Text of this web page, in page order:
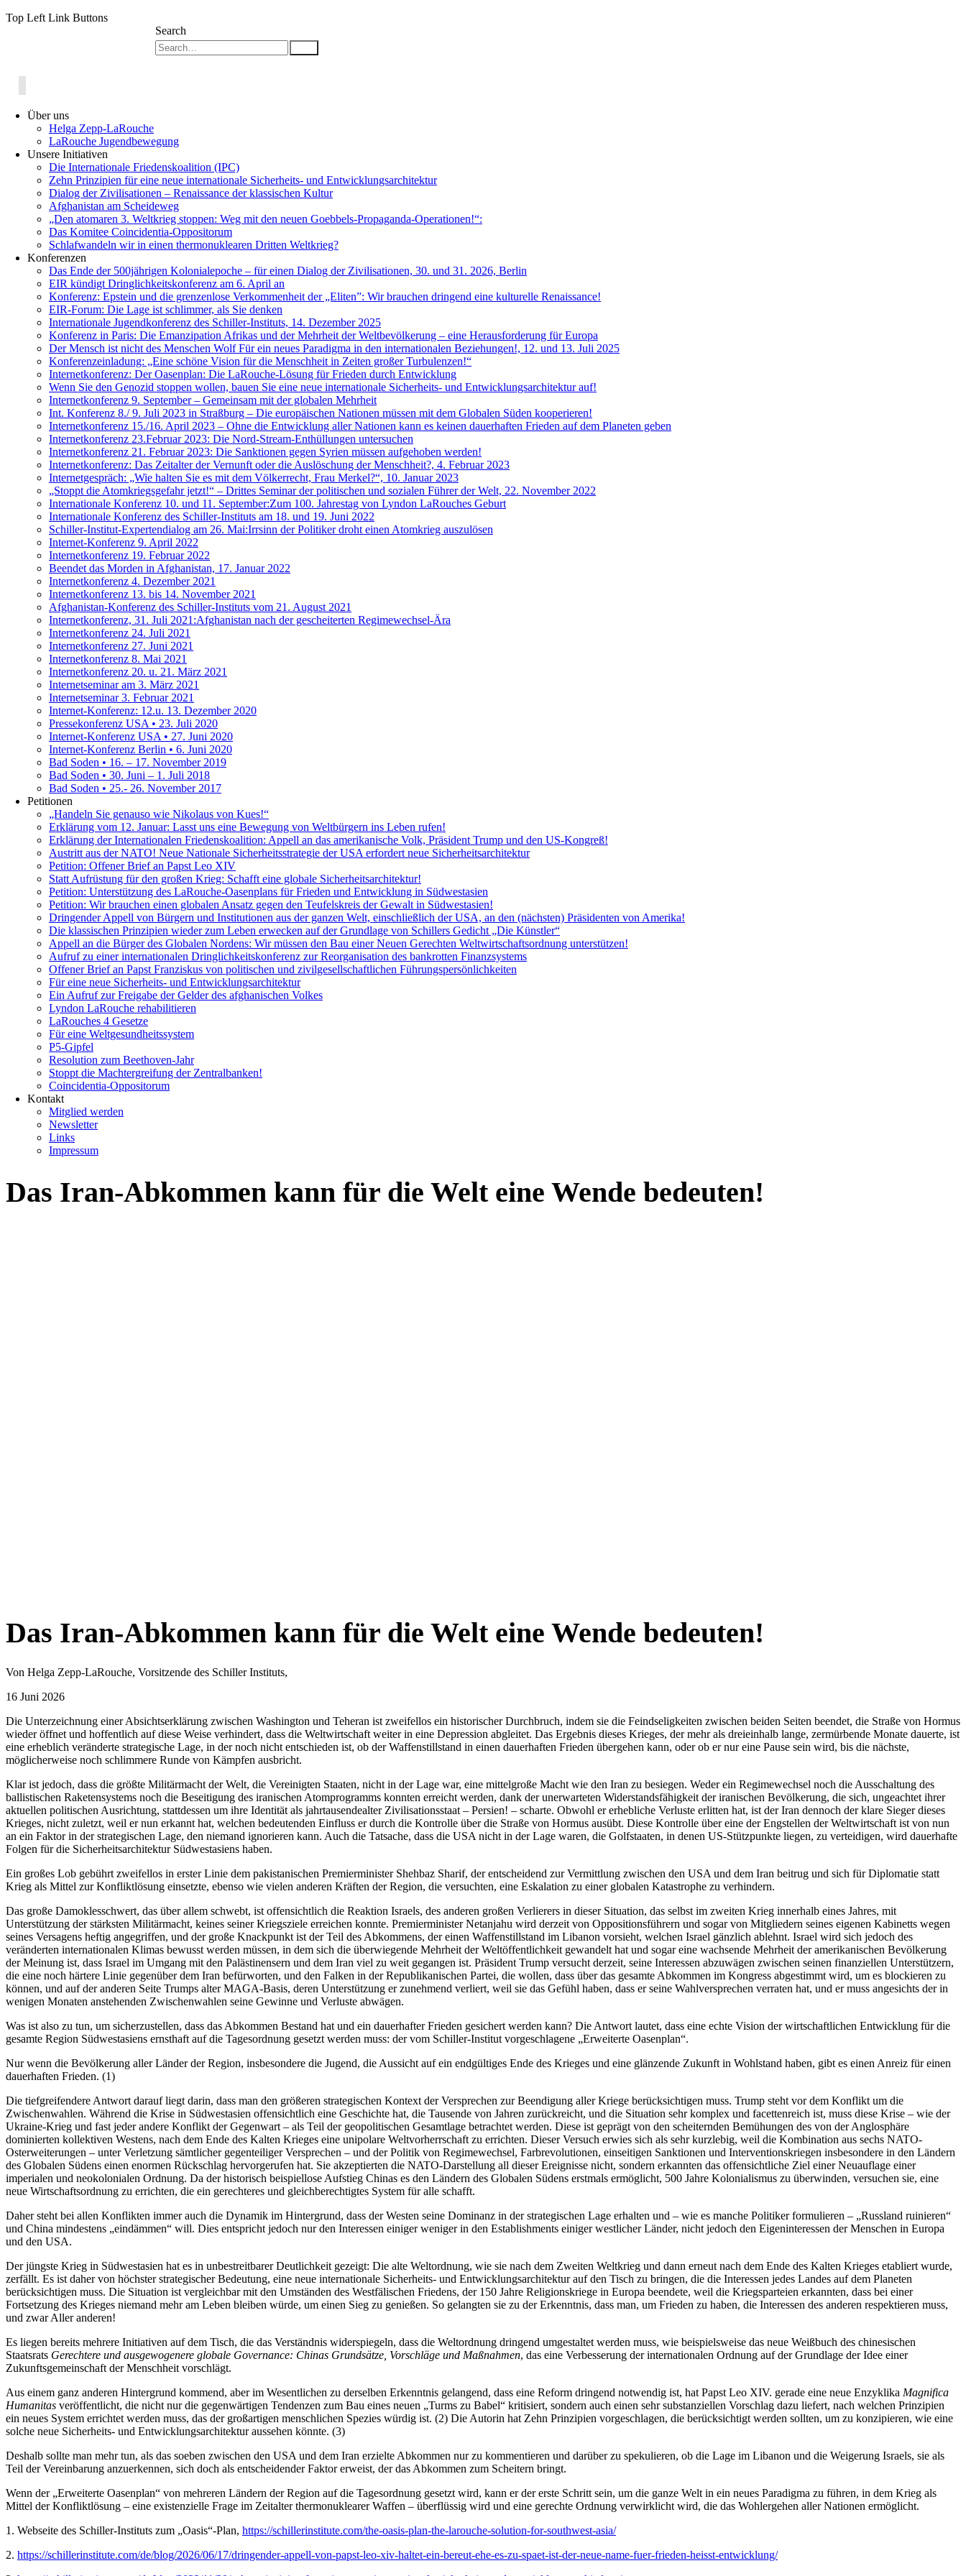
Top Left Link Buttons
Search
Über uns
Helga Zepp-LaRouche
LaRouche Jugendbewegung
Unsere Initiativen
Die Internationale Friedenskoalition (IPC)
­Zehn Prinzipien für eine neue internationale Sicherheits- und Entwicklungsarchitektur
Dialog der Zivilisationen – Renaissance der klassischen Kultur
Afghanistan am Scheideweg
„Den atomaren 3. Weltkrieg stoppen: Weg mit den neuen Goebbels-Propaganda-Operationen!“:
Das Komitee Coincidentia-Oppositorum
Schlafwandeln wir in einen thermonuklearen Dritten Weltkrieg?
Konferenzen
Das Ende der 500jährigen Kolonialepoche – für einen Dialog der Zivilisationen, 30. und 31. 2026, Berlin
EIR kündigt Dringlichkeitskonferenz am 6. April an
Konferenz: Epstein und die grenzenlose Verkommenheit der „Eliten”: Wir brauchen dringend eine kulturelle Renaissance!
EIR-Forum: Die Lage ist schlimmer, als Sie denken
Internationale Jugendkonferenz des Schiller-Instituts, 14. Dezember 2025
Konferenz in Paris: Die Emanzipation Afrikas und der Mehrheit der Weltbevölkerung – eine Herausforderung für Europa
Der Mensch ist nicht des Menschen Wolf Für ein neues Paradigma in den internationalen Beziehungen!, 12. und 13. Juli 2025
Konferenzeinladung: „Eine schöne Vision für die Menschheit in Zeiten großer Turbulenzen!“
Internetkonferenz: Der Oasenplan: Die LaRouche-Lösung für Frieden durch Entwicklung
Wenn Sie den Genozid stoppen wollen, bauen Sie eine neue internationale Sicherheits- und Entwicklungsarchitektur auf!
Internetkonferenz 9. September – Gemeinsam mit der globalen Mehrheit
Int. Konferenz 8./ 9. Juli 2023 in Straßburg – Die europäischen Nationen müssen mit dem Globalen Süden kooperieren!
Internetkonferenz 15./16. April 2023 – Ohne die Entwicklung aller Nationen kann es keinen dauerhaften Frieden auf dem Planeten geben
Internetkonferenz 23.Februar 2023: Die Nord-Stream-Enthüllungen untersuchen
Internetkonferenz 21. Februar 2023: Die Sanktionen gegen Syrien müssen aufgehoben werden!
Internetkonferenz: Das Zeitalter der Vernunft oder die Auslöschung der Menschheit?, 4. Februar 2023
Internetgespräch: „Wie halten Sie es mit dem Völkerrecht, Frau Merkel?“, 10. Januar 2023
„Stoppt die Atomkriegsgefahr jetzt!“ – Drittes Seminar der politischen und sozialen Führer der Welt, 22. November 2022
Internationale Konferenz 10. und 11. September:Zum 100. Jahrestag von Lyndon LaRouches Geburt
Internationale Konferenz des Schiller-Instituts am 18. und 19. Juni 2022
Schiller-Institut-Expertendialog am 26. Mai:Irrsinn der Politiker droht einen Atomkrieg auszulösen
Internet-Konferenz 9. April 2022
Internetkonferenz 19. Februar 2022
Beendet das Morden in Afghanistan, 17. Januar 2022
Internetkonferenz 4. Dezember 2021
Internetkonferenz 13. bis 14. November 2021
Afghanistan-Konferenz des Schiller-Instituts vom 21. August 2021
Internetkonferenz, 31. Juli 2021:Afghanistan nach der gescheiterten Regimewechsel-Ära
Internetkonferenz 24. Juli 2021
Internetkonferenz 27. Juni 2021
Internetkonferenz 8. Mai 2021
Internetkonferenz 20. u. 21. März 2021
Internetseminar am 3. März 2021
Internetseminar 3. Februar 2021
Internet-Konferenz: 12.u. 13. Dezember 2020
Pressekonferenz USA • 23. Juli 2020
Internet-Konferenz USA • 27. Juni 2020
Internet-Konferenz Berlin • 6. Juni 2020
Bad Soden • 16. – 17. November 2019
Bad Soden • 30. Juni – 1. Juli 2018
Bad Soden • 25.- 26. November 2017
Petitionen
„Handeln Sie genauso wie Nikolaus von Kues!“
Erklärung vom 12. Januar: Lasst uns eine Bewegung von Weltbürgern ins Leben rufen!
Erklärung der Internationalen Friedenskoalition: Appell an das amerikanische Volk, Präsident Trump und den US-Kongreß!
Austritt aus der NATO! Neue Nationale Sicherheitsstrategie der USA erfordert neue Sicherheitsarchitektur
Petition: Offener Brief an Papst Leo XIV
Statt Aufrüstung für den großen Krieg: Schafft eine globale Sicherheitsarchitektur!
Petition: Unterstützung des LaRouche-Oasenplans für Frieden und Entwicklung in Südwestasien
Petition: Wir brauchen einen globalen Ansatz gegen den Teufelskreis der Gewalt in Südwestasien!
Dringender Appell von Bürgern und Institutionen aus der ganzen Welt, einschließlich der USA, an den (nächsten) Präsidenten von Amerika!
Die klassischen Prinzipien wieder zum Leben erwecken auf der Grundlage von Schillers Gedicht „Die Künstler“
Appell an die Bürger des Globalen Nordens: Wir müssen den Bau einer Neuen Gerechten Weltwirtschaftsordnung unterstützen!
Aufruf zu einer internationalen Dringlichkeitskonferenz zur Reorganisation des bankrotten Finanzsystems
Offener Brief an Papst Franziskus von politischen und zivilgesellschaftlichen Führungspersönlichkeiten
Für eine neue Sicherheits- und Entwicklungsarchitektur
Ein Aufruf zur Freigabe der Gelder des afghanischen Volkes
Lyndon LaRouche rehabilitieren
LaRouches 4 Gesetze
Für eine Weltgesundheitssystem
P5-Gipfel
Resolution zum Beethoven-Jahr
Stoppt die Machtergreifung der Zentralbanken!
Coincidentia-Oppositorum
Kontakt
Mitglied werden
Newsletter
Links
Impressum
Das Iran-Abkommen kann für die Welt eine Wende bedeuten!
Das Iran-Abkommen kann für die Welt eine Wende bedeuten!
Von Helga Zepp-LaRouche, Vorsitzende des Schiller Instituts,
16 Juni 2026
Die Unterzeichnung einer Absichtserklärung zwischen Washington und Teheran ist zweifellos ein historischer Durchbruch, indem sie die Feindseligkeiten zwischen beiden Seiten beendet, die Straße von Hormus
wieder öffnet und hoffentlich auf diese Weise verhindert, dass die Weltwirtschaft weiter in eine Depression abgleitet. Das Ergebnis dieses Krieges, der mehr als dreieinhalb lange, zermürbende Monate dauerte, ist
eine erheblich veränderte strategische Lage, in der noch nicht entschieden ist, ob der Waffenstillstand in einen dauerhaften Frieden übergehen kann, oder ob er nur eine Pause sein wird, bis die nächste,
möglicherweise noch schlimmere Runde von Kämpfen ausbricht.
Klar ist jedoch, dass die größte Militärmacht der Welt, die Vereinigten Staaten, nicht in der Lage war, eine mittelgroße Macht wie den Iran zu besiegen. Weder ein Regimewechsel noch die Ausschaltung des
ballistischen Raketensystems noch die Beseitigung des iranischen Atomprogramms konnten erreicht werden, dank der unerwarteten Widerstandsfähigkeit der iranischen Bevölkerung, die sich, ungeachtet ihrer
aktuellen politischen Ausrichtung, stattdessen um ihre Identität als jahrtausendealter Zivilisationsstaat – Persien! – scharte. Obwohl er erhebliche Verluste erlitten hat, ist der Iran dennoch der klare Sieger dieses
Krieges, nicht zuletzt, weil er nun erkannt hat, welchen bedeutenden Einfluss er durch die Kontrolle über die Straße von Hormus ausübt. Diese Kontrolle über eine der Engstellen der Weltwirtschaft ist von nun
an ein Faktor in der strategischen Lage, den niemand ignorieren kann. Auch die Tatsache, dass die USA nicht in der Lage waren, die Golfstaaten, in denen US-Stützpunkte liegen, zu verteidigen, wird dauerhafte
Folgen für die Sicherheitsarchitektur Südwestasiens haben.
Ein großes Lob gebührt zweifellos in erster Linie dem pakistanischen Premierminister Shehbaz Sharif, der entscheidend zur Vermittlung zwischen den USA und dem Iran beitrug und sich für Diplomatie statt
Krieg als Mittel zur Konfliktlösung einsetzte, ebenso wie vielen anderen Kräften der Region, die versuchten, eine Eskalation zu einer globalen Katastrophe zu verhindern.
Das große Damoklesschwert, das über allem schwebt, ist offensichtlich die Reaktion Israels, des anderen großen Verlierers in dieser Situation, das selbst im zweiten Krieg innerhalb eines Jahres, mit
Unterstützung der stärksten Militärmacht, keines seiner Kriegsziele erreichen konnte. Premierminister Netanjahu wird derzeit von Oppositionsführern und sogar von Mitgliedern seines eigenen Kabinetts wegen
seines Versagens heftig angegriffen, und der große Knackpunkt ist der Teil des Abkommens, der einen Waffenstillstand im Libanon vorsieht, welchen Israel gänzlich ablehnt. Israel wird sich jedoch des
veränderten internationalen Klimas bewusst werden müssen, in dem sich die überwiegende Mehrheit der Weltöffentlichkeit gewandelt hat und sogar eine wachsende Mehrheit der amerikanischen Bevölkerung
der Meinung ist, dass Israel im Umgang mit den Palästinensern und dem Iran viel zu weit gegangen ist. Präsident Trump versucht derzeit, seine Interessen abzuwägen zwischen seinen finanziellen Unterstützern,
die eine noch härtere Linie gegenüber dem Iran befürworten, und den Falken in der Republikanischen Partei, die wollen, dass über das gesamte Abkommen im Kongress abgestimmt wird, um es blockieren zu
können, und auf der anderen Seite Trumps alter MAGA-Basis, deren Unterstützung er zunehmend verliert, weil sie das Gefühl haben, dass er seine Wahlversprechen verraten hat, und er muss angesichts der in
wenigen Monaten anstehenden Zwischenwahlen seine Gewinne und Verluste abwägen.
Was ist also zu tun, um sicherzustellen, dass das Abkommen Bestand hat und ein dauerhafter Frieden gesichert werden kann? Die Antwort lautet, dass eine echte Vision der wirtschaftlichen Entwicklung für die
gesamte Region Südwestasiens ernsthaft auf die Tagesordnung gesetzt werden muss: der vom Schiller-Institut vorgeschlagene „Erweiterte Oasenplan“.
Nur wenn die Bevölkerung aller Länder der Region, insbesondere die Jugend, die Aussicht auf ein endgültiges Ende des Krieges und eine glänzende Zukunft in Wohlstand haben, gibt es einen Anreiz für einen
dauerhaften Frieden. (1)
Die tiefgreifendere Antwort darauf liegt darin, dass man den größeren strategischen Kontext der Versprechen zur Beendigung aller Kriege berücksichtigen muss. Trump steht vor dem Konflikt um die
Zwischenwahlen. Während die Krise in Südwestasien offensichtlich eine Geschichte hat, die Tausende von Jahren zurückreicht, und die Situation sehr komplex und facettenreich ist, muss diese Krise – wie der
Ukraine-Krieg und fast jeder andere Konflikt der Gegenwart – als Teil der geopolitischen Gesamtlage betrachtet werden. Diese ist geprägt von den scheiternden Bemühungen des von der Anglosphäre
dominierten kollektiven Westens, nach dem Ende des Kalten Krieges eine unipolare Weltvorherrschaft zu errichten. Dieser Versuch erwies sich als sehr kurzlebig, weil die Kombination aus sechs NATO-
Osterweiterungen – unter Verletzung sämtlicher gegenteiliger Versprechen – und der Politik von Regimewechsel, Farbrevolutionen, einseitigen Sanktionen und Interventionskriegen insbesondere in den Ländern
des Globalen Südens einen enormen Rückschlag hervorgerufen hat. Sie akzeptierten die NATO-Darstellung all dieser Ereignisse nicht, sondern erkannten das offensichtliche Ziel einer Neuauflage einer
imperialen und neokolonialen Ordnung. Da der historisch beispiellose Aufstieg Chinas es den Ländern des Globalen Südens erstmals ermöglicht, 500 Jahre Kolonialismus zu überwinden, versuchen sie, eine
neue Wirtschaftsordnung zu errichten, die ein gerechteres und gleichberechtigtes System für alle schafft.
Daher steht bei allen Konflikten immer auch die Dynamik im Hintergrund, dass der Westen seine Dominanz in der strategischen Lage erhalten und – wie es manche Politiker formulieren – „Russland ruinieren“
und China mindestens „eindämmen“ will. Dies entspricht jedoch nur den Interessen einiger weniger in den Establishments einiger westlicher Länder, nicht jedoch den Eigeninteressen der Menschen in Europa
und den USA.
Der jüngste Krieg in Südwestasien hat es in unbestreitbarer Deutlichkeit gezeigt: Die alte Weltordnung, wie sie nach dem Zweiten Weltkrieg und dann erneut nach dem Ende des Kalten Krieges etabliert wurde,
zerfällt. Es ist daher von höchster strategischer Bedeutung, eine neue internationale Sicherheits- und Entwicklungsarchitektur auf den Tisch zu bringen, die die Interessen jedes Landes auf dem Planeten
berücksichtigen muss. Die Situation ist vergleichbar mit den Umständen des Westfälischen Friedens, der 150 Jahre Religionskriege in Europa beendete, weil die Kriegsparteien erkannten, dass bei einer
Fortsetzung des Krieges niemand mehr am Leben bleiben würde, um einen Sieg zu genießen. So gelangten sie zu der Erkenntnis, dass man, um Frieden zu haben, die Interessen des anderen respektieren muss,
und zwar Aller anderen!
Es liegen bereits mehrere Initiativen auf dem Tisch, die das Verständnis widerspiegeln, dass die Weltordnung dringend umgestaltet werden muss, wie beispielsweise das neue Weißbuch des chinesischen
Staatsrats Gerechtere und ausgewogenere globale Governance: Chinas Grundsätze, Vorschläge und Maßnahmen, das eine Verbesserung der internationalen Ordnung auf der Grundlage der Idee einer
Zukunftsgemeinschaft der Menschheit vorschlägt.
Aus einem ganz anderen Hintergrund kommend, aber im Wesentlichen zu derselben Erkenntnis gelangend, dass eine Reform dringend notwendig ist, hat Papst Leo XIV. gerade eine neue Enzyklika Magnifica
Humanitas veröffentlicht, die nicht nur die gegenwärtigen Tendenzen zum Bau eines neuen „Turms zu Babel“ kritisiert, sondern auch einen sehr substanziellen Vorschlag dazu liefert, nach welchen Prinzipien
ein neues System errichtet werden muss, das der großartigen menschlichen Spezies würdig ist. (2) Die Autorin hat Zehn Prinzipien vorgeschlagen, die berücksichtigt werden sollten, um zu konzipieren, wie eine
solche neue Sicherheits- und Entwicklungsarchitektur aussehen könnte. (3)
Deshalb sollte man mehr tun, als das soeben zwischen den USA und dem Iran erzielte Abkommen nur zu kommentieren und darüber zu spekulieren, ob die Lage im Libanon und die Weigerung Israels, sie als
Teil der Vereinbarung anzuerkennen, sich doch als entscheidender Faktor erweist, der das Abkommen zum Scheitern bringt.
Wenn der „Erweiterte Oasenplan“ von mehreren Ländern der Region auf die Tagesordnung gesetzt wird, kann er der erste Schritt sein, um die ganze Welt in ein neues Paradigma zu führen, in dem Krieg als
Mittel der Konfliktlösung – eine existenzielle Frage im Zeitalter thermonuklearer Waffen – überflüssig wird und eine gerechte Ordnung verwirklicht wird, die das Wohlergehen aller Nationen ermöglicht.
1. Webseite des Schiller-Instituts zum „Oasis“-Plan, https://schillerinstitute.com/the-oasis-plan-the-larouche-solution-for-southwest-asia/
2. https://schillerinstitute.com/de/blog/2026/06/17/dringender-appell-von-papst-leo-xiv-haltet-ein-bereut-ehe-es-zu-spaet-ist-der-neue-name-fuer-frieden-heisst-entwicklung/